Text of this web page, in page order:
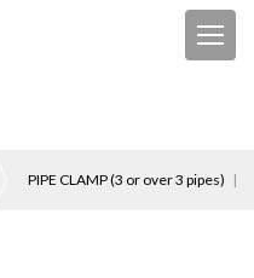
PIPE CLAMP (3 or over 3 pipes) |